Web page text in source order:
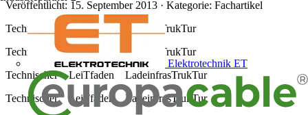
Elektrotechnik ET
Veröffentlicht: 15. September 2013 · Kategorie: Fachartikel
Technischer LeiTfaden LadeinfrasTrukTur
Technischer LeiTfaden LadeinfrasTrukTur
Technischer LeiTfaden LadeinfrasTrukTur
Technischer LeiTfaden LadeinfrasTrukTur